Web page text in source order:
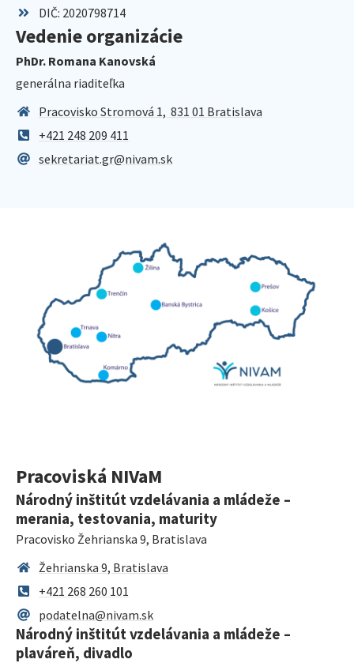
DIČ: 2020798714
Vedenie organizácie
PhDr. Romana Kanovská
generálna riaditeľka
Pracovisko Stromová 1, 831 01 Bratislava
+421 248 209 411
sekretariat.gr@nivam.sk
Pracoviská NIVaM
Národný inštitút vzdelávania a mládeže –
merania, testovania, maturity
Pracovisko Žehrianska 9, Bratislava
Žehrianska 9, Bratislava
+421 268 260 101
podatelna@nivam.sk
Národný inštitút vzdelávania a mládeže –
plaváreň, divadlo